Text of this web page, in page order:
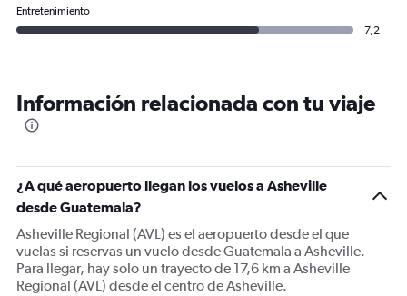
Entretenimiento
7,2
Información relacionada con tu viaje
¿A qué aeropuerto llegan los vuelos a Asheville
desde Guatemala?
Asheville Regional (AVL) es el aeropuerto desde el que
vuelas si reservas un vuelo desde Guatemala a Asheville.
Para llegar, hay solo un trayecto de 17,6 km a Asheville
Regional (AVL) desde el centro de Asheville.